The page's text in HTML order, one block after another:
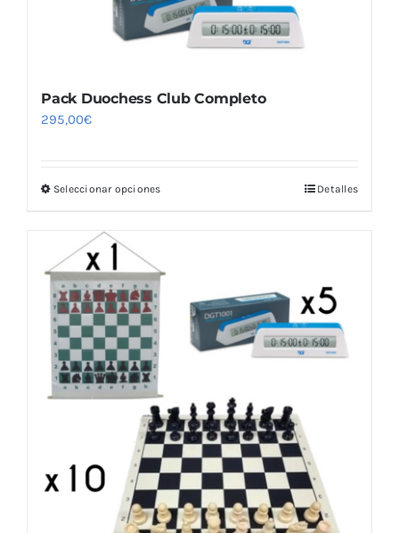
de
producto
Pack Duochess Club Completo
295,00€
Seleccionar opcionesEste
múltiples
opciones
pueden
elegir
en
la
página
de
Detalles